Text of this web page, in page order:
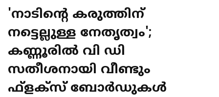
'നാടിന്റെ കരുത്തിന്
നട്ടെല്ലുള്ള നേതൃത്വം';
കണ്ണൂരില്‍ വി ഡി
സതീശനായി വീണ്ടും
ഫ്‌ളക്‌സ് ബോര്‍ഡുകള്‍